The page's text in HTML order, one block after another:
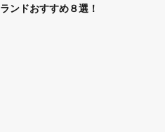
ランドおすすめ８選！